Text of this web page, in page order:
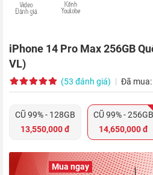
iPhone 14 Pro Max 256GB
VL)
(53 đánh giá) Đã
CŨ 99% - 128GB
13,550,000 đ
CŨ 99% - 256GB
14,650,000 đ
Mua ngay